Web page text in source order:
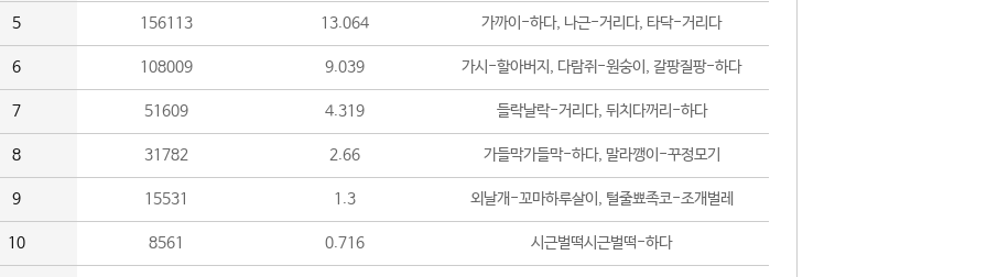
5 156113 13.064 가까이-하다, 나근-거리다, 타닥-거리다
6 108009 9.039 가시-할아버지, 다람쥐-원숭이, 갈팡질팡-하다
7 51609 4.319 들락날락-거리다, 뒤치다꺼리-하다
8 31782 2.66 가들막가들막-하다, 말라깽이-꾸정모기
9 15531 1.3 외날개-꼬마하루살이, 털줄뾰족코-조개벌레
10 8561 0.716 시근벌떡시근벌떡-하다